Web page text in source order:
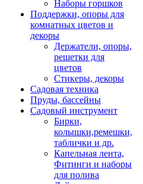
Наборы горшков
Поддержки, опоры для
комнатных цветов и
декоры
Держатели, опоры,
решетки для
цветов
Стикеры, декоры
Садовая техника
Пруды, бассейны
Садовый инструмент
Бирки,
колышки,ремешки,
таблички и др.
Капельная лента,
Фитинги и наборы
для полива